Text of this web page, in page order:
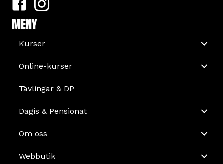
MENY
Kurser
Online-kurser
Tävlingar & DP
Dagis & Pensionat
Om oss
Webbutik